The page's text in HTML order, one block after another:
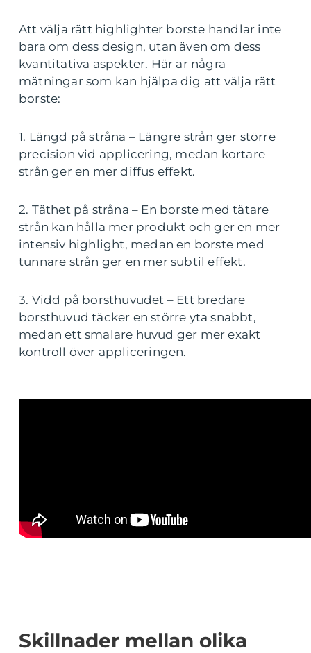
Att välja rätt highlighter borste handlar inte
bara om dess design, utan även om dess
kvantitativa aspekter. Här är några
mätningar som kan hjälpa dig att välja rätt
borste:
1. Längd på stråna – Längre strån ger större
precision vid applicering, medan kortare
strån ger en mer diffus effekt.
2. Täthet på stråna – En borste med tätare
strån kan hålla mer produkt och ger en mer
intensiv highlight, medan en borste med
tunnare strån ger en mer subtil effekt.
3. Vidd på borsthuvudet – Ett bredare
borsthuvud täcker en större yta snabbt,
medan ett smalare huvud ger mer exakt
kontroll över appliceringen.
Skillnader mellan olika